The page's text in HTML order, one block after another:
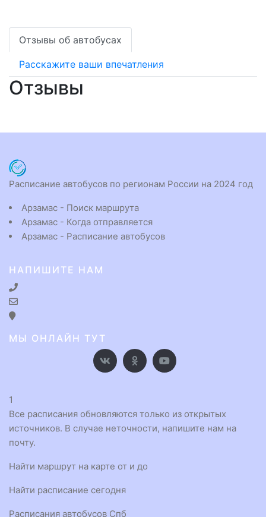
Отзывы об автобусах
Расскажите ваши впечатления
Отзывы
Расписание автобусов по регионам России на 2024 год
Арзамас - Поиск маршрута
Арзамас - Когда отправляется
Арзамас - Расписание автобусов
НАПИШИТЕ НАМ
МЫ ОНЛАЙН ТУТ
1
Все расписания обновляются только из открытых
источников. В случае неточности, напишите нам на
почту.
Найти маршрут на карте от и до
Найти расписание сегодня
Расписания автобусов Спб